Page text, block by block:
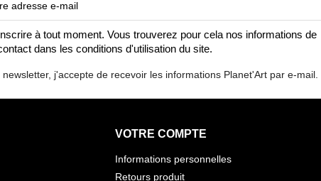
à tout moment. Vous trouverez pour cela nos informations de
dans les conditions d'utilisation du site.
j'accepte de recevoir les informations Planet'Art par e-mail.
VOTRE COMPTE
Informations personnelles
Retours produit